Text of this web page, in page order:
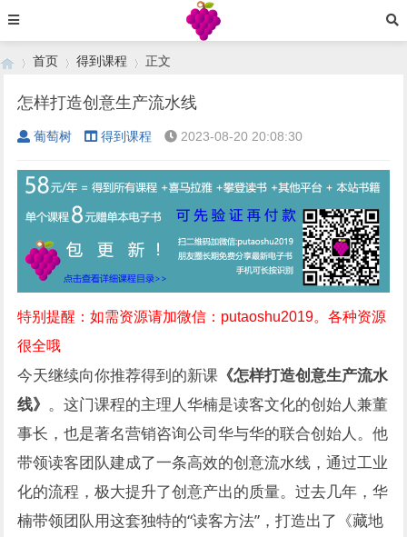
›
首页
›
得到课程
›
正文
怎样打造创意生产流水线
葡萄树 得到课程 2023-08-20 20:08:30
特别提醒：如需资源请加微信：putaoshu2019。各种资源
很全哦
今天继续向你推荐得到的新课 《怎样打造创意生产流水
线》 。这门课程的主理人华楠是读客文化的创始人兼董
事长，也是著名营销咨询公司华与华的联合创始人。他
带领读客团队建成了一条高效的创意流水线，通过工业
化的流程，极大提升了创意产出的质量。过去几年，华
楠带领团队用这套独特的“读客方法”，打造出了《藏地